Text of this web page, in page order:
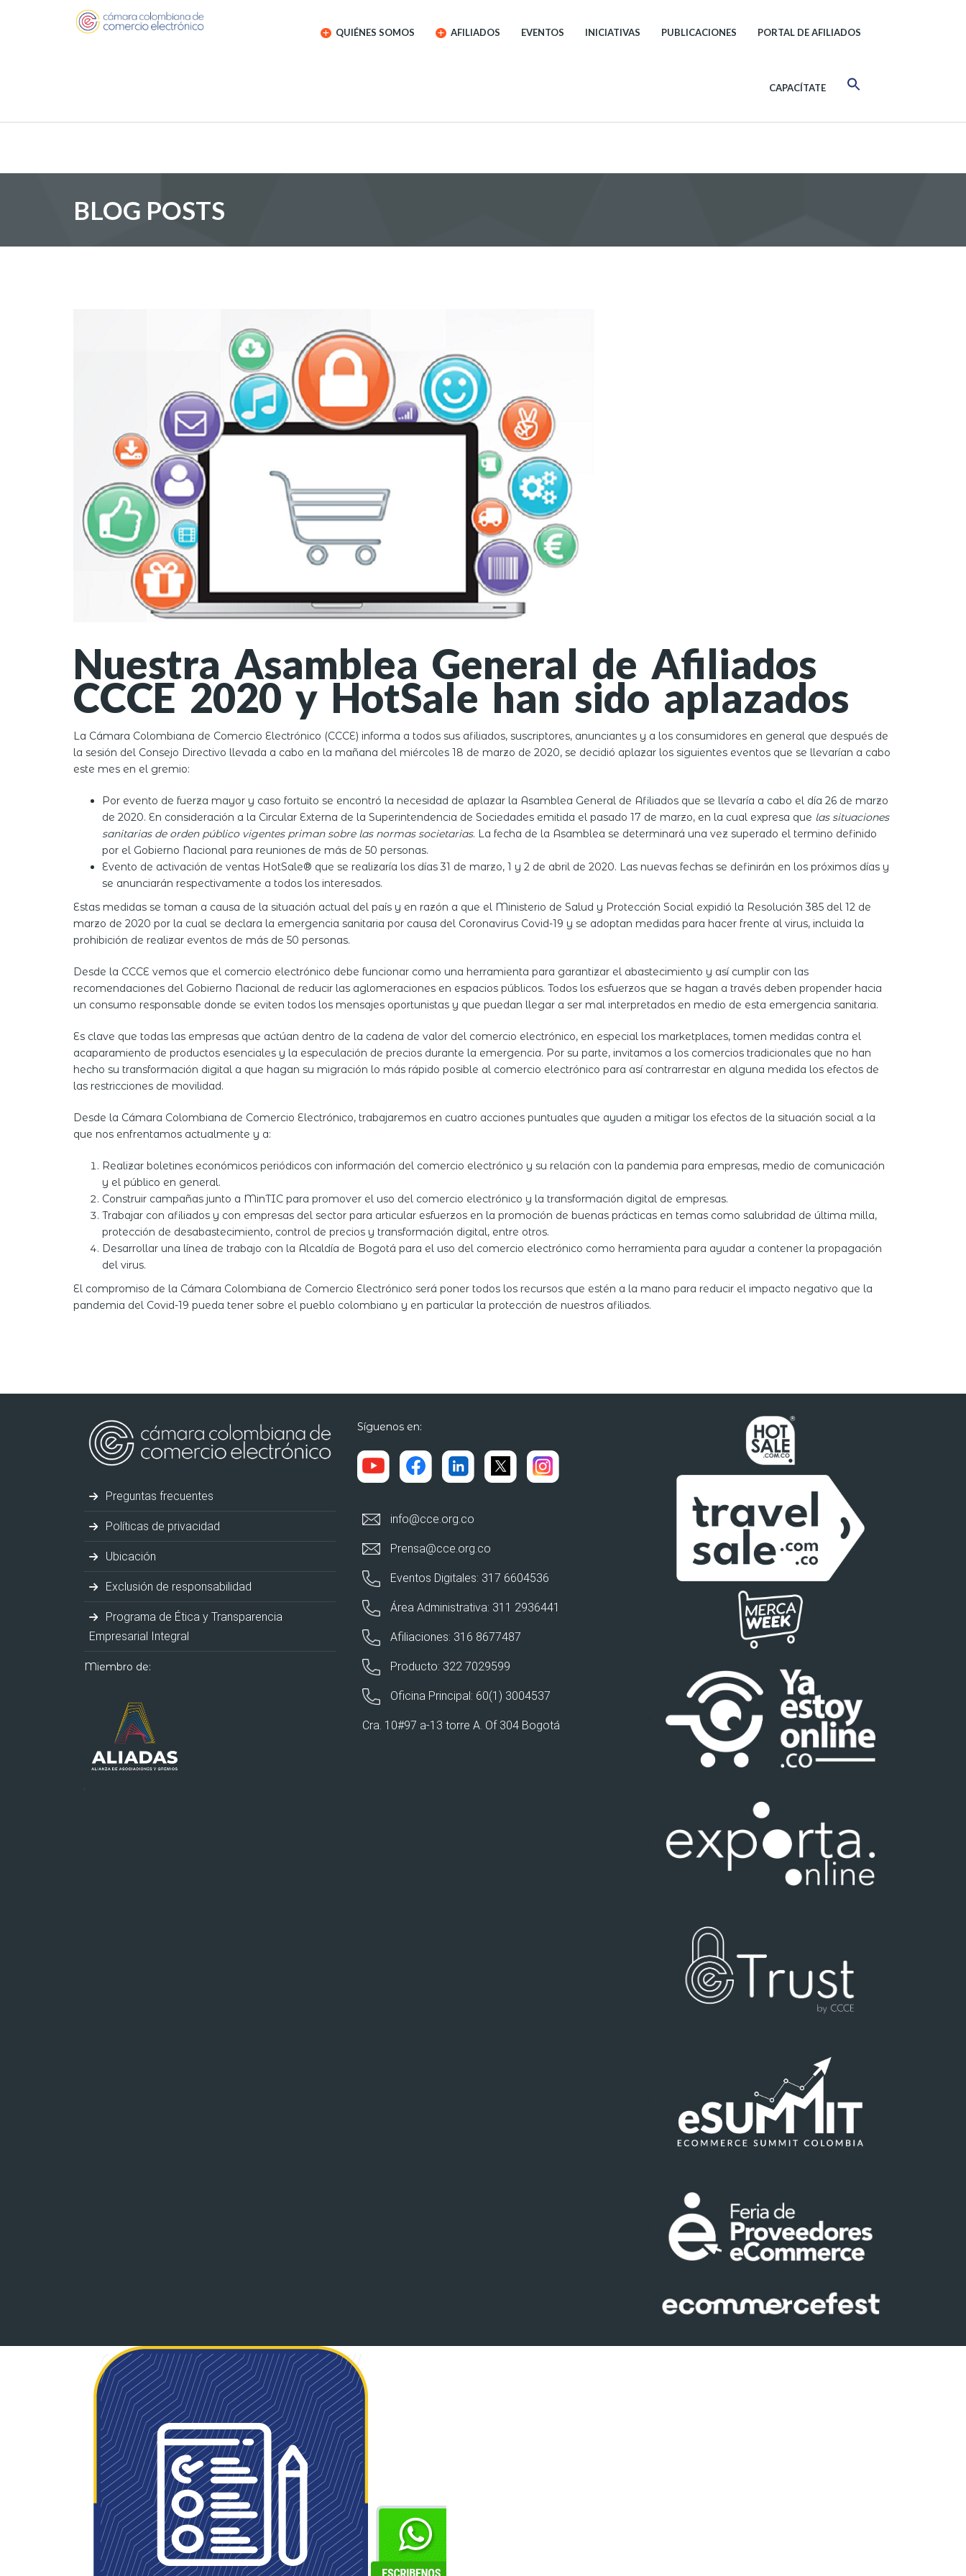
QUIÉNES SOMOS AFILIADOS EVENTOS INICIATIVAS PUBLICACIONES PORTAL DE AFILIADOS
CAPACÍTATE
BLOG POSTS
Nuestra Asamblea General de Afiliados
CCCE 2020 y HotSale han sido aplazados
La Cámara Colombiana de Comercio Electrónico (CCCE) informa a todos sus afiliados, suscriptores, anunciantes y a los consumidores en general que después de
la sesión del Consejo Directivo llevada a cabo en la mañana del miércoles 18 de marzo de 2020, se decidió aplazar los siguientes eventos que se llevarían a cabo
este mes en el gremio:
Por evento de fuerza mayor y caso fortuito se encontró la necesidad de aplazar la Asamblea General de Afiliados que se llevaría a cabo el día 26 de marzo
de 2020. En consideración a la Circular Externa de la Superintendencia de Sociedades emitida el pasado 17 de marzo, en la cual expresa que las situaciones
sanitarias de orden público vigentes priman sobre las normas societarias. La fecha de la Asamblea se determinará una vez superado el termino definido
por el Gobierno Nacional para reuniones de más de 50 personas.
Evento de activación de ventas HotSale® que se realizaría los días 31 de marzo, 1 y 2 de abril de 2020. Las nuevas fechas se definirán en los próximos días y
se anunciarán respectivamente a todos los interesados.
Estas medidas se toman a causa de la situación actual del país y en razón a que el Ministerio de Salud y Protección Social expidió la Resolución 385 del 12 de
marzo de 2020 por la cual se declara la emergencia sanitaria por causa del Coronavirus Covid-19 y se adoptan medidas para hacer frente al virus, incluida la
prohibición de realizar eventos de más de 50 personas.
Desde la CCCE vemos que el comercio electrónico debe funcionar como una herramienta para garantizar el abastecimiento y así cumplir con las
recomendaciones del Gobierno Nacional de reducir las aglomeraciones en espacios públicos. Todos los esfuerzos que se hagan a través deben propender hacia
un consumo responsable donde se eviten todos los mensajes oportunistas y que puedan llegar a ser mal interpretados en medio de esta emergencia sanitaria.
Es clave que todas las empresas que actúan dentro de la cadena de valor del comercio electrónico, en especial los marketplaces, tomen medidas contra el
acaparamiento de productos esenciales y la especulación de precios durante la emergencia. Por su parte, invitamos a los comercios tradicionales que no han
hecho su transformación digital a que hagan su migración lo más rápido posible al comercio electrónico para así contrarrestar en alguna medida los efectos de
las restricciones de movilidad.
Desde la Cámara Colombiana de Comercio Electrónico, trabajaremos en cuatro acciones puntuales que ayuden a mitigar los efectos de la situación social a la
que nos enfrentamos actualmente y a:
Realizar boletines económicos periódicos con información del comercio electrónico y su relación con la pandemia para empresas, medio de comunicación
y el público en general.
Construir campañas junto a MinTIC para promover el uso del comercio electrónico y la transformación digital de empresas.
Trabajar con afiliados y con empresas del sector para articular esfuerzos en la promoción de buenas prácticas en temas como salubridad de última milla,
protección de desabastecimiento, control de precios y transformación digital, entre otros.
Desarrollar una línea de trabajo con la Alcaldía de Bogotá para el uso del comercio electrónico como herramienta para ayudar a contener la propagación
del virus.
El compromiso de la Cámara Colombiana de Comercio Electrónico será poner todos los recursos que estén a la mano para reducir el impacto negativo que la
pandemia del Covid-19 pueda tener sobre el pueblo colombiano y en particular la protección de nuestros afiliados.
Preguntas frecuentes
Políticas de privacidad
Ubicación
Exclusión de responsabilidad
Programa de Ética y Transparencia
Empresarial Integral
Miembro de:
Síguenos en:
info@cce.org.co
Prensa@cce.org.co
Eventos Digitales: 317 6604536
Área Administrativa: 311 2936441
Afiliaciones: 316 8677487
Producto: 322 7029599
Oficina Principal: 60(1) 3004537
Cra. 10#97 a-13 torre A. Of 304 Bogotá